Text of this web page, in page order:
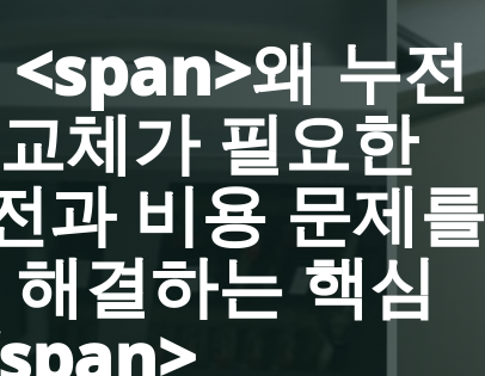
왜 누전
체가 필요한
과 비용 문제를
결하는 핵심